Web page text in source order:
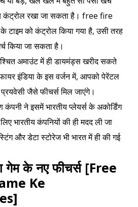
कंट्रोल रखा जा सकता है। free fire
को कंट्रोल किया गया है, उसी तरह
किया जा सकता है।
अमाउंट में ही डायमंड्स खरीद सकते
इंडिया के इस वर्जन में, आपको पेरेंटल
जैसे फीचर्स मिल जाएंगे।
कंपनी ने इसमें भारतीय प्लेयर्स के अकोर्डिंग
भारतीय कंपनियों की ही मदद ली जा
और डेटा स्टोरेज भी भारत में ही की गई
गेम के नए फीचर्स [Free
Ke